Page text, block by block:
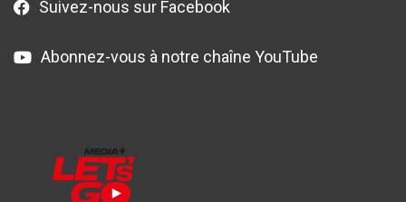
Suivez-nous sur Facebook
Abonnez-vous à notre chaîne YouTube